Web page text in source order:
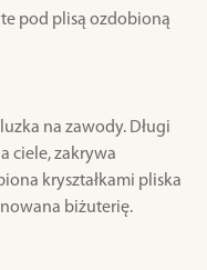
pod plisą ozdobioną
na zawody. Długi
ciele, zakrywa
kryształkami pliska
biżuterię.